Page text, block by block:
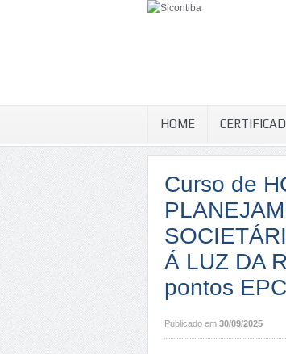
HOME
Curso de
Á LUZ DA
pontos
Publicado em 30/09/2025